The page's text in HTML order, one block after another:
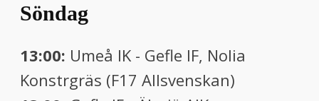
Söndag
13:00: Umeå IK - Gefle IF, Nolia
Konstrgräs (F17 Allsvenskan)